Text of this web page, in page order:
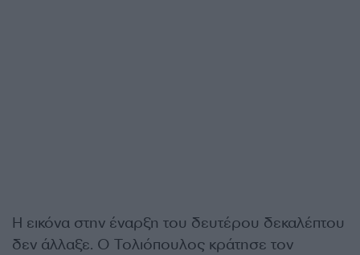
Η εικόνα στην έναρξη του δευτέρου δεκαλέπτου
δεν άλλαξε. Ο Τολιόπουλος κράτησε τον